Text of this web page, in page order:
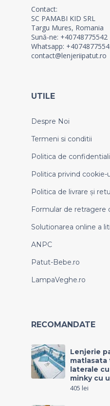
Contact:
SC PAMABI KID SRL
Targu Mures, Romania
Sună-ne: +40748775542
Whatsapp:
contact@lenjeriipatut.ro
UTILE
Despre Noi
Termeni si conditii
Politica de
Politica privind cookie-
Politica de livrare și
Formular de retragere
Solutionarea online a
ANPC
Patut-Bebe.ro
LampaVeghe.ro
RECOMANDATE
Lenjerie
matlasata
laterale
minky cu
405 lei